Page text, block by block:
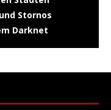
Stornos
Darknet